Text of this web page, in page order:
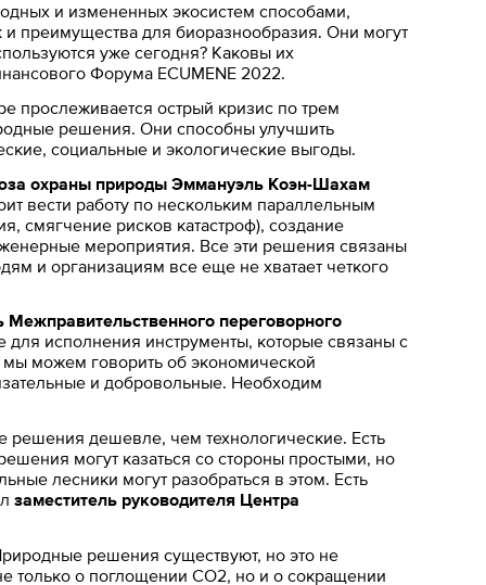
и измененных экосистем способами,
преимущества для биоразнообразия. Они могут
уже сегодня? Каковы их
Форума ECUMENE 2022.
прослеживается острый кризис по трем
решения. Они способны улучшить
социальные и экологические выгоды.
охраны природы Эммануэль Коэн-Шахам
вести работу по нескольким параллельным
смягчение рисков катастроф), создание
мероприятия. Все эти решения связаны
и организациям все еще не хватает четкого
Межправительственного переговорного
для исполнения инструменты, которые связаны с
мы можем говорить об экономической
и добровольные. Необходим
дешевле, чем технологические. Есть
могут казаться со стороны простыми, но
лесники могут разобраться в этом. Есть
заместитель руководителя Центра
решения существуют, но это не
только о поглощении СО2, но и о сокращении